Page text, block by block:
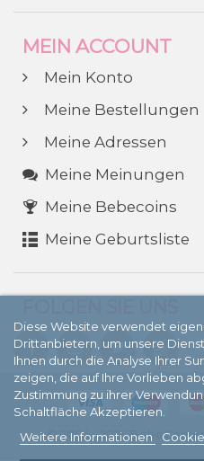
MEIN ACCOUNT
Mein Konto
Meine Bestellungen
Meine Adressen
Meine Meinungen
Meine Bebecoins
Meine Geburtsliste
Diese Website verwendet
Drittanbietern, um unsere
Ihnen durch die Analyse Ihrer
zeigen, die auf Ihre Vorlieben
Zustimmung zu ihrer
Schaltfläche Akzeptieren.
Weitere Informationen
© 2004 - 2024